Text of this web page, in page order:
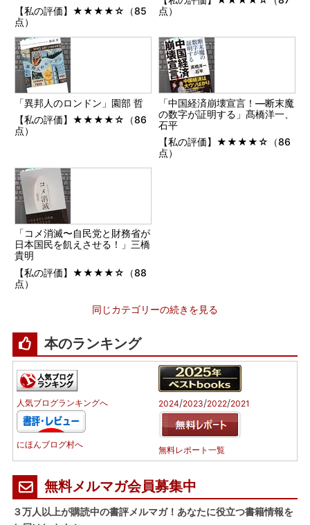
【私の評価】★★★★☆（85
点）
点）
「異邦人のロンドン」園部 哲
【私の評価】★★★★☆（86
点）
「中国経済崩壊宣言！―断末魔
の数字が証明する」髙橋洋一、
石平
【私の評価】★★★★☆（86
点）
「コメ消滅〜自民党と財務省が
日本国民を飢えさせる！」三橋
貴明
【私の評価】★★★★☆（88
点）
同じカテゴリーの続きを見る
本のランキング
人気ブログランキングへ
にほんブログ村へ
2024/2023/2022/2021
無料レポート一覧
無料メルマガ会員募集中
３万人以上が購読中の書評メルマガ！あなたに役立つ書籍情報を